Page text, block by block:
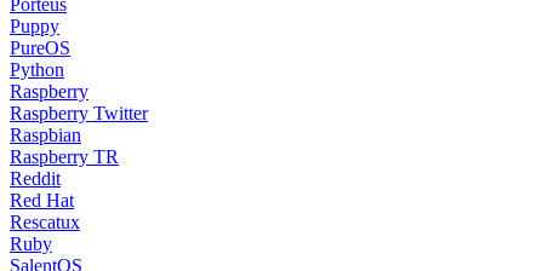
Puppy
PureOS
Python
Raspberry
Raspberry Twitter
Raspbian
Raspberry TR
Reddit
Red Hat
Rescatux
Ruby
SalentOS